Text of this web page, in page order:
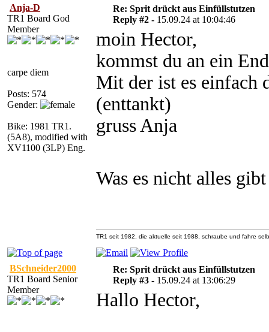
Anja-D
TR1 Board God
Member
carpe diem
Posts: 574
Gender:
Bike: 1981 TR1.
(5A8), modified with
XV1100 (3LP) Eng.
Re: Sprit drückt aus Einfüllstutzen
Reply #2 - 15.09.24 at 10:04:46
moin Hector,
kommst du an ein
Mit der ist es einfach
(enttankt)
gruss Anja
Was es nicht alles
TR1 seit 1982, die aktuelle seit 1988, schraube und fahre
BSchneider2000
TR1 Board Senior
Member
Re: Sprit drückt aus Einfüllstutzen
Reply #3 - 15.09.24 at 13:06:29
Hallo Hector,